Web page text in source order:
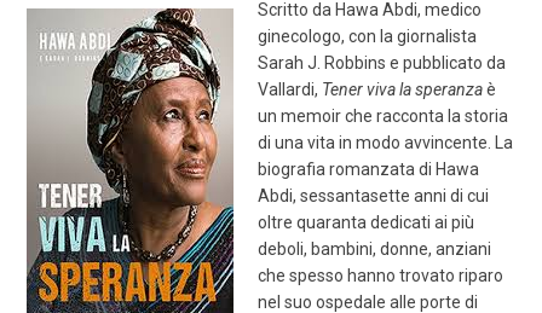
Scritto da Hawa Abdi, medico
ginecologo, con la giornalista
Sarah J. Robbins e pubblicato da
Vallardi, Tener viva la speranzaè
un memoir che racconta la storia
di una vita in modo avvincente. La
biografia romanzata di Hawa
Abdi, sessantasette anni di cui
oltre quaranta dedicati ai più
deboli, bambini, donne, anziani
che spesso hanno trovato riparo
nel suo ospedale alle porte di